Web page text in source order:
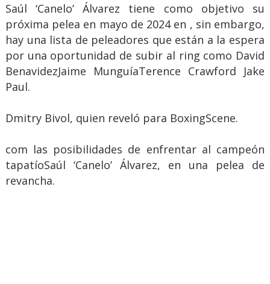
Saúl ‘Canelo’ Álvarez tiene como objetivo su
próxima pelea en mayo de 2024 en , sin embargo,
hay una lista de peleadores que están a la espera
por una oportunidad de subir al ring como David
BenavidezJaime MunguíaTerence Crawford Jake
Paul.
Dmitry Bivol, quien reveló para BoxingScene.
com las posibilidades de enfrentar al campeón
tapatíoSaúl ‘Canelo’ Álvarez, en una pelea de
revancha.